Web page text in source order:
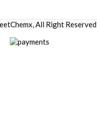
All Right Reserved